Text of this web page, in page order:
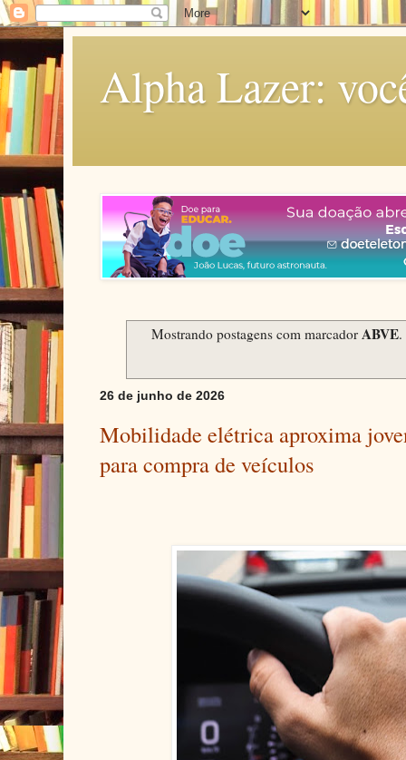
Alpha Lazer:
Mostrando postagens com marcador ABVE.
26 de junho de 2026
Mobilidade elétrica aproxima
para compra de veículos